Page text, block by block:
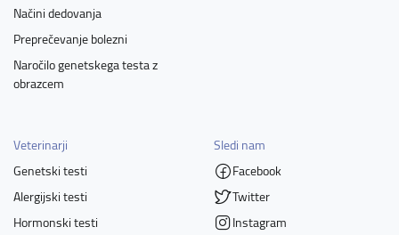
Načini dedovanja
Preprečevanje bolezni
Naročilo genetskega testa z
obrazcem
Veterinarji
Genetski testi
Alergijski testi
Hormonski testi
Sledi nam
Facebook
Twitter
Instagram